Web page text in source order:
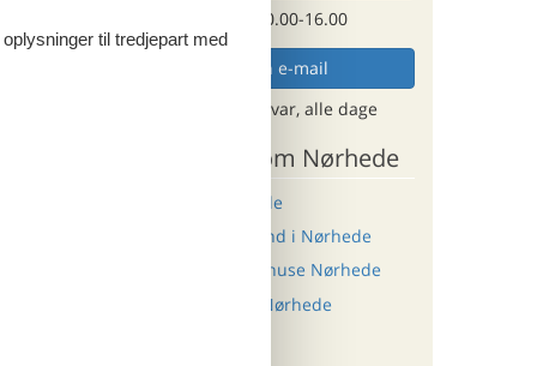
Man. - fre. 10.00-16.00
Send en e-mail
og få et hurtigt svar, alle dage
Andre artikler om Nørhede
Sommerhus i Nørhede
Sommerhus med hund i Nørhede
Last minute sommerhuse Nørhede
Luksus sommerhus Nørhede
til tredjepart med